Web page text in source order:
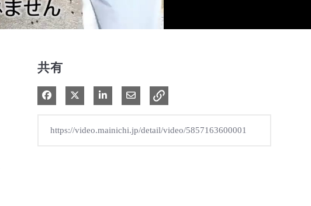
共有
Facebook で共有
Xで共有する
LinkedIn で共有電子メールで共有